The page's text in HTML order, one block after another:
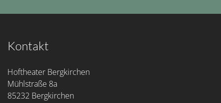
Kontakt
Hoftheater Bergkirchen
Mühlstraße 8a
85232 Bergkirchen